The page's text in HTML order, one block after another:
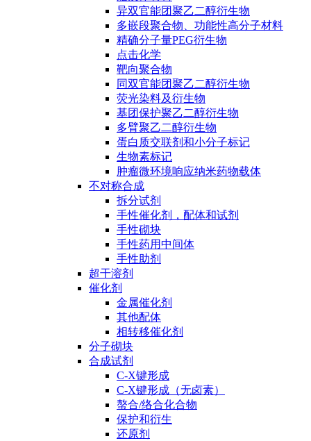
异双官能团聚乙二醇衍生物
多嵌段聚合物、功能性高分子材料
精确分子量PEG衍生物
点击化学
靶向聚合物
同双官能团聚乙二醇衍生物
荧光染料及衍生物
基团保护聚乙二醇衍生物
多臂聚乙二醇衍生物
蛋白质交联剂和小分子标记
生物素标记
肿瘤微环境响应纳米药物载体
不对称合成
拆分试剂
手性催化剂，配体和试剂
手性砌块
手性药用中间体
手性助剂
超干溶剂
催化剂
金属催化剂
其他配体
相转移催化剂
分子砌块
合成试剂
C-X键形成
C-X键形成（无卤素）
螯合/络合化合物
保护和衍生
还原剂